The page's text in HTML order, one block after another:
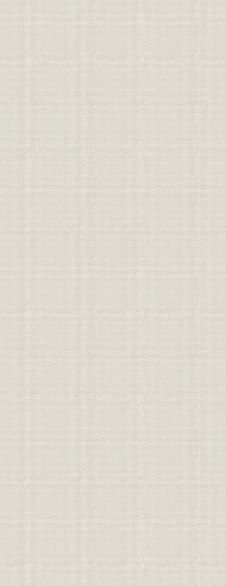
本店破綻と海外支店
支払停止の波紋
台銀救済の勅令案否決<若槻内閣総辞職>
金融恐慌の頂点
第六章 鈴木商店整理と日商の設立
鈴木の取引の分散
新会社設立の腹案
新会社資金集めの苦労
無給の社長が就任
日商株式会社創立総会
戦前篇
第一章 揺籃期
小さな出発
日本商業から台銀管理へ
印度銑鉄輸入権の継承
カルフォルニア石油輸入権
日商発足と昭和初期の暗雲
第一期純利益金二十六円七十八銭也
ゴムの損失と上海出張所閉鎖
第二章 自力更生への道
ジャワ糖輸入成功と売上高の増加
暗黒の木曜日<世界恐慌>と金解禁
不況との闘争
金解禁再禁止へ
当時の社内貿易研究会
台銀債務の返済
第三章 発展期
増資と鉄鋼取引の基礎